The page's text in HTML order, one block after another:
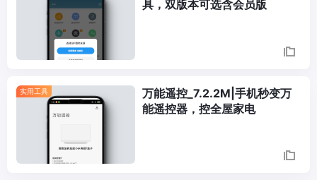
具，双版本可选含会员版
实用工具
万能遥控_7.2.2M|手机秒变万
能遥控器，控全屋家电